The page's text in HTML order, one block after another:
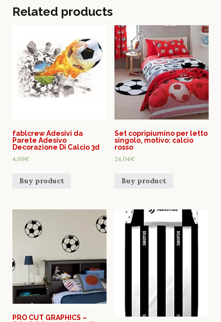
Related products
fablcrew Adesivi da
Parete Adesivo
Decorazione Di Calcio 3d
4,09€
Buy product
Set copripiumino per letto
singolo, motivo: calcio
rosso
24,04€
Buy product
PRO CUT GRAPHICS –